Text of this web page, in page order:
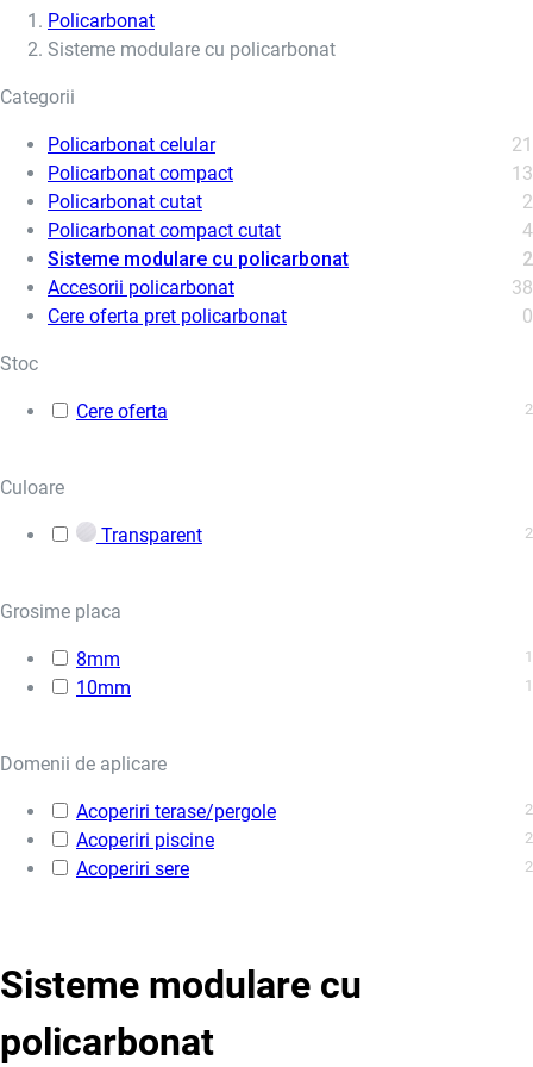
Policarbonat
Sisteme modulare cu policarbonat
Categorii
Policarbonat celular
21
Policarbonat compact
13
Policarbonat cutat
2
Policarbonat compact cutat
4
Sisteme modulare cu policarbonat
2
Accesorii policarbonat
38
Cere oferta pret policarbonat
0
Stoc
Cere oferta 2
Culoare
Transparent 2
Grosime placa
8mm 1
10mm 1
Domenii de aplicare
Acoperiri terase/pergole 2
Acoperiri piscine 2
Acoperiri sere 2
Sisteme modulare cu
policarbonat